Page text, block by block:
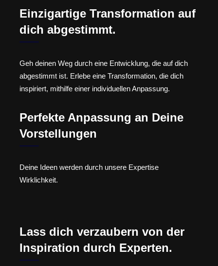
Einzigartige Transformation auf
dich abgestimmt.
Geh deinen Weg durch eine Entwicklung, die auf dich
abgestimmt ist. Erlebe eine Transformation, die dich
inspiriert, mithilfe einer individuellen Anpassung.
Perfekte Anpassung an Deine
Vorstellungen
Deine Ideen werden durch unsere Expertise
Wirklichkeit.
Lass dich verzaubern von der
Inspiration durch Experten.